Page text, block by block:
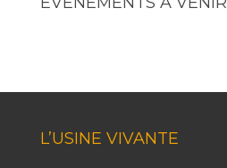
L’USINE VIVANTE